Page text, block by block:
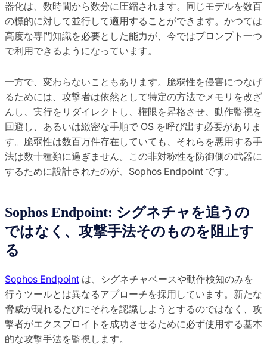
器化は、数時間から数分に圧縮されます。同じモデルを数百
の標的に対して並行して適用することができます。かつては
高度な専門知識を必要とした能力が、今ではプロンプト一つ
で利用できるようになっています。
一方で、変わらないこともあります。脆弱性を侵害につなげ
るためには、攻撃者は依然として特定の方法でメモリを改ざ
んし、実行をリダイレクトし、権限を昇格させ、動作監視を
回避し、あるいは緻密な手順で OS を呼び出す必要がありま
す。脆弱性は数百万件存在していても、それらを悪用する手
法は数十種類に過ぎません。この非対称性を防御側の武器に
するために設計されたのが、Sophos Endpoint です。
Sophos Endpoint: シグネチャを追うの
ではなく、攻撃手法そのものを阻止す
る
Sophos Endpoint は、シグネチャベースや動作検知のみを
行うツールとは異なるアプローチを採用しています。新たな
脅威が現れるたびにそれを認識しようとするのではなく、攻
撃者がエクスプロイトを成功させるために必ず使用する基本
的な攻撃手法を監視します。